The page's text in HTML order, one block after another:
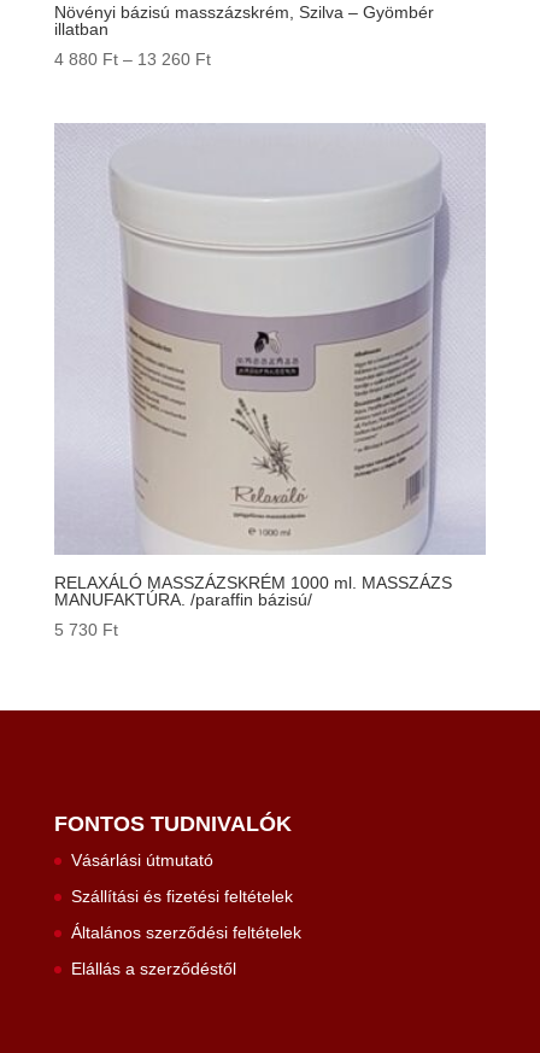
Növényi bázisú masszázskrém, Szilva – Gyömbér
illatban
4 880 Ft – 13 260 FtÁrtartomány:
260 Ft
RELAXÁLÓ MASSZÁZSKRÉM 1000 ml. MASSZÁZS
MANUFAKTÚRA. /paraffin bázisú/
5 730 Ft
FONTOS TUDNIVALÓK
Vásárlási útmutató
Szállítási és fizetési feltételek
Általános szerződési feltételek
Elállás a szerződéstől